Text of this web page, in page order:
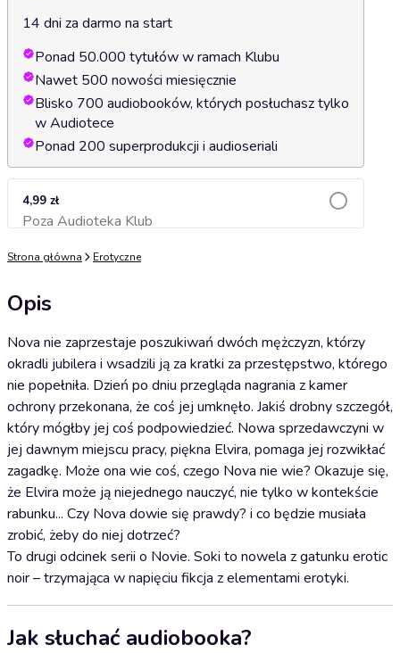
14 dni za darmo na start
Ponad 50.000 tytułów w ramach Klubu
Nawet 500 nowości miesięcznie
Blisko 700 audiobooków, których posłuchasz tylko
w Audiotece
Ponad 200 superprodukcji i audioseriali
4,99 zł
Poza Audioteka KlubDodaj do koszyka
Strona główna Erotyczne
Opis
Nova nie zaprzestaje poszukiwań dwóch mężczyzn, którzy
okradli jubilera i wsadzili ją za kratki za przestępstwo, którego
nie popełniła. Dzień po dniu przegląda nagrania z kamer
ochrony przekonana, że coś jej umknęło. Jakiś drobny szczegół,
który mógłby jej coś podpowiedzieć. Nowa sprzedawczyni w
jej dawnym miejscu pracy, piękna Elvira, pomaga jej rozwikłać
zagadkę. Może ona wie coś, czego Nova nie wie? Okazuje się,
że Elvira może ją niejednego nauczyć, nie tylko w kontekście
rabunku... Czy Nova dowie się prawdy? i co będzie musiała
zrobić, żeby do niej dotrzeć?
To drugi odcinek serii o Novie. Soki to nowela z gatunku erotic
noir – trzymająca w napięciu fikcja z elementami erotyki.
Jak słuchać audiobooka?